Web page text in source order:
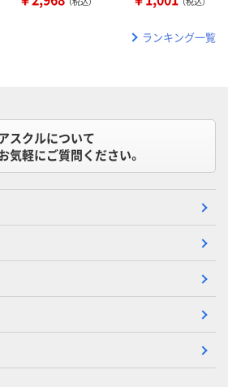
ランキング一覧
スクルについて
気軽にご質問ください。